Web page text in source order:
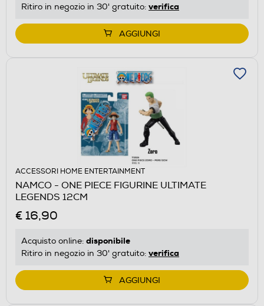
Ritiro in negozio in 30' gratuito: verifica
AGGIUNGI
ACCESSORI HOME ENTERTAINMENT
NAMCO - ONE PIECE FIGURINE ULTIMATE
LEGENDS 12CM
€ 16,90
Acquisto online: disponibile
Ritiro in negozio in 30' gratuito: verifica
AGGIUNGI